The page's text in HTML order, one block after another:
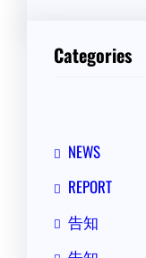
Categories
NEWS
REPORT
告知